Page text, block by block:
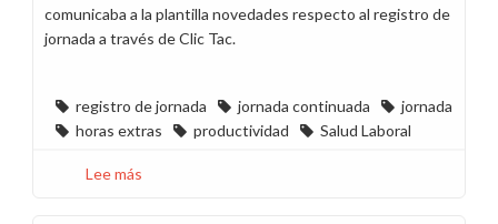
comunicaba a la plantilla novedades respecto al registro de
jornada a través de Clic Tac.
registro de jornada jornada continuada
jornada
horas extras
productividad Salud Laboral
Lee más